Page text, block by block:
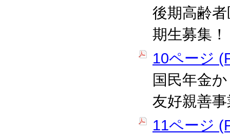
後期高齢
期生募集！
10ページ
国民年金
友好親善
11ページ